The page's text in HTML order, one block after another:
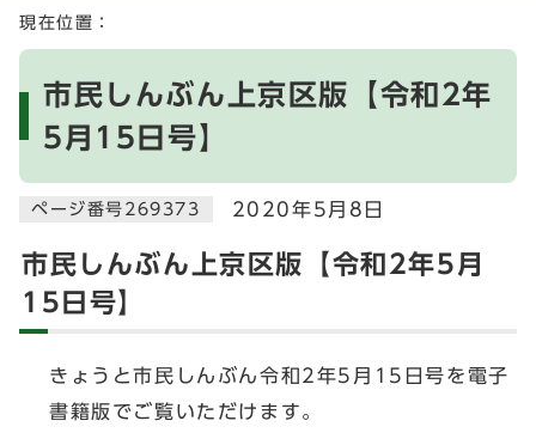
ここから本文です
現在位置：
市民しんぶん上京区版【令和2年
5月15日号】
ページ番号269373 2020年5月8日
市民しんぶん上京区版【令和2年5月
15日号】
きょうと市民しんぶん令和2年5月15日号を電子
書籍版でご覧いただけます。